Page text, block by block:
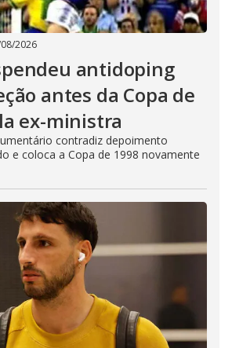
2026
antidoping
antes da Copa de
ex-ministra
contradiz depoimento
e coloca a Copa de 1998 novamente